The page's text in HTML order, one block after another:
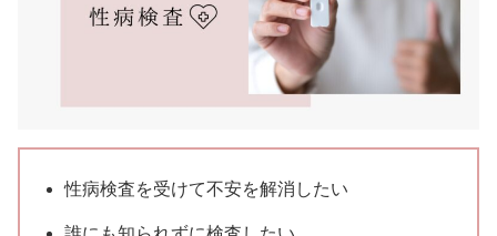
性病検査を受けて不安を解消したい